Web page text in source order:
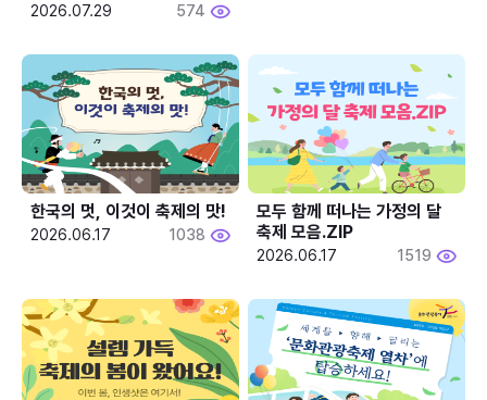
2026.07.29 574
한국의 멋, 이것이 축제의 맛!
2026.06.17 1038
모두 함께 떠나는 가정의 달
축제 모음.ZIP
2026.06.17 1519